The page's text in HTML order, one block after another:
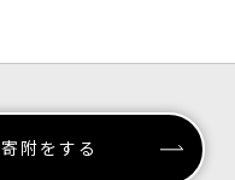
寄附をする